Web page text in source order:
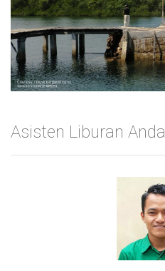
belitung photo #1
Asisten Liburan Anda